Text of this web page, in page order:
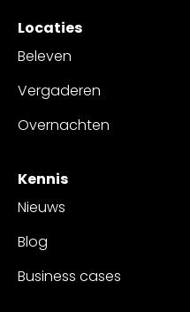
Locaties
Beleven
Vergaderen
Overnachten
Kennis
Nieuws
Blog
Business cases